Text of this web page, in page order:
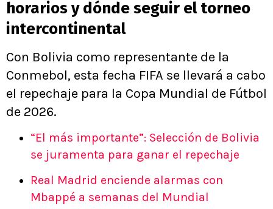
horarios y dónde seguir el torneo
intercontinental
Con Bolivia como representante de la
Conmebol, esta fecha FIFA se llevará a cabo
el repechaje para la Copa Mundial de Fútbol
de 2026.
“El más importante”: Selección de Bolivia
se juramenta para ganar el repechaje
Real Madrid enciende alarmas con
Mbappé a semanas del Mundial